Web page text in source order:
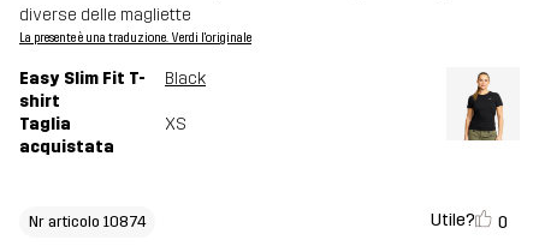
diverse delle magliette
La presente è una traduzione. Verdi l'originale
Easy Slim Fit T-
shirt
Black
Taglia
acquistata
XS
Nr articolo 10874 Utile? 0